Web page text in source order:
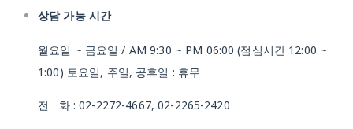
상담 가능 시간
월요일 ~ 금요일 / AM 9:30 ~ PM 06:00 (점심시간 12:00 ~
1:00) 토요일, 주일, 공휴일 : 휴무
전 화 : 02-2272-4667, 02-2265-2420